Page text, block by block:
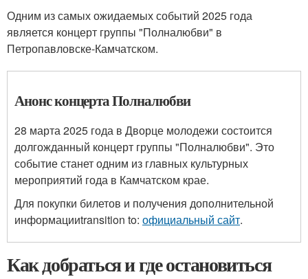
Одним из самых ожидаемых событий 2025 года
является концерт группы "Полналюбви" в
Петропавловске-Камчатском.
Анонс концерта Полналюбви
28 марта 2025 года в Дворце молодежи состоится
долгожданный концерт группы "Полналюбви". Это
событие станет одним из главных культурных
мероприятий года в Камчатском крае.
Для покупки билетов и получения дополнительной
информацииtransition to: официальный сайт.
Как добраться и где остановиться